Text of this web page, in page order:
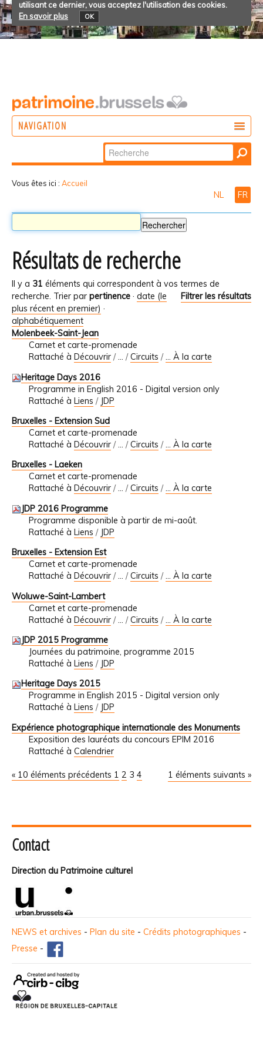
utilisant ce dernier, vous acceptez l'utilisation des cookies.
En savoir plus
OK
NAVIGATION
Chercher par
Recherche
Vous êtes ici : Accueil
NL FR
Résultats de recherche
Il y a 31 éléments qui correspondent à vos termes de
recherche.
Filtrer les résultats
Trier par pertinence · date (le
plus récent en premier) ·
alphabétiquement
Molenbeek-Saint-Jean
Carnet et carte-promenade
Rattaché à Découvrir /… /Circuits /... À la carte
Heritage Days 2016
Programme in English 2016 - Digital version only
Rattaché à Liens / JDP
Bruxelles - Extension Sud
Carnet et carte-promenade
Rattaché à Découvrir /… /Circuits /... À la carte
Bruxelles - Laeken
Carnet et carte-promenade
Rattaché à Découvrir /… /Circuits /... À la carte
JDP 2016 Programme
Programme disponible à partir de mi-août.
Rattaché à Liens / JDP
Bruxelles - Extension Est
Carnet et carte-promenade
Rattaché à Découvrir /… /Circuits /... À la carte
Woluwe-Saint-Lambert
Carnet et carte-promenade
Rattaché à Découvrir / /Circuits /
... À la carte
JDP 2015 Programme
Journées du patrimoine, programme 2015
Rattaché à Liens / JDP
Heritage Days 2015
Programme in English 2015 - Digital version only
Rattaché à Liens / JDP
Expérience photographique internationale des Monuments
Exposition des lauréats du concours EPIM 2016
Rattaché à Calendrier
« 10 éléments précédents 1 éléments suivants »
1 2 3 4
Contact
Direction du Patrimoine culturel
NEWS et archives - Plan du site - Crédits photographiques -
Presse -